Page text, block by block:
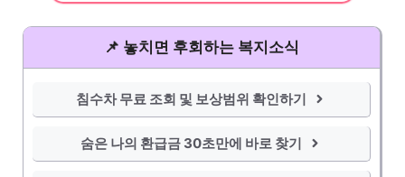
📌 놓치면 후회하는 복지소식
침수차 무료 조회 및 보상범위 확인하기
숨은 나의 환급금 30초만에 바로 찾기